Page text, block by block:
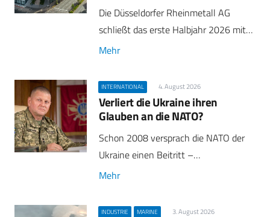
Die Düsseldorfer Rheinmetall AG
schließt das erste Halbjahr 2026 mit…
Mehr
INTERNATIONAL 4. August 2026
Verliert die Ukraine ihren
Glauben an die NATO?
Schon 2008 versprach die NATO der
Ukraine einen Beitritt –…
Mehr
INDUSTRIE MARINE 3. August 2026